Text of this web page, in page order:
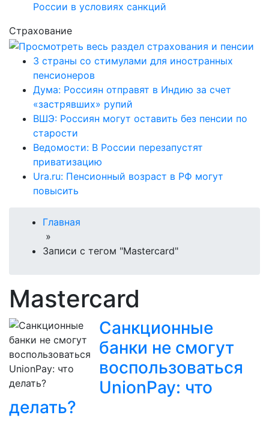
России в условиях санкций
Страхование
3 страны со стимулами для иностранных
пенсионеров
Дума: Россиян отправят в Индию за счет
«застрявших» рупий
ВШЭ: Россиян могут оставить без пенсии по
старости
Ведомости: В России перезапустят
приватизацию
Ura.ru: Пенсионный возраст в РФ могут
повысить
Главная
»
Записи с тегом "Mastercard"
Mastercard
Санкционные
банки не смогут
воспользоваться
UnionPay: что
делать?